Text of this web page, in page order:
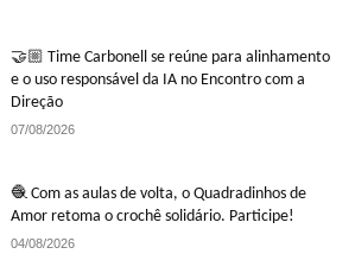
🤝🏼 Time Carbonell se reúne para alinhamento
e o uso responsável da IA no Encontro com a
Direção
07/08/2026
🧶 Com as aulas de volta, o Quadradinhos de
Amor retoma o crochê solidário. Participe!
04/08/2026